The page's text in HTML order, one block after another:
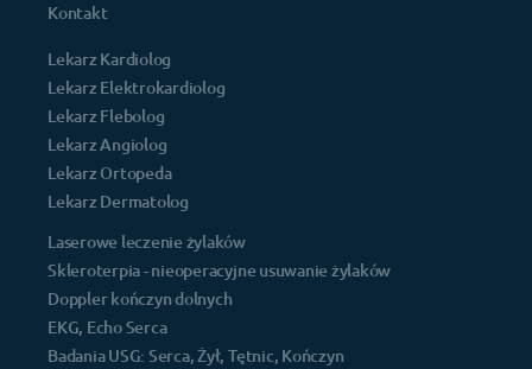
Kontakt
Lekarz Kardiolog
Lekarz Elektrokardiolog
Lekarz Flebolog
Lekarz Angiolog
Lekarz Ortopeda
Lekarz Dermatolog
Laserowe leczenie żylaków
Skleroterpia - nieoperacyjne usuwanie żylaków
Doppler kończyn dolnych
EKG, Echo Serca
Badania USG: Serca, Żył, Tętnic, Kończyn